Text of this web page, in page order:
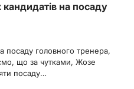
на посаду
посаду головного тренера,
що за чутками, Жозе
посаду…